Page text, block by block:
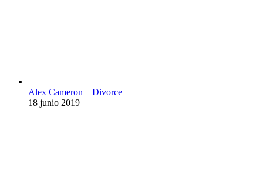
Alex Cameron – Divorce
18 junio 2019